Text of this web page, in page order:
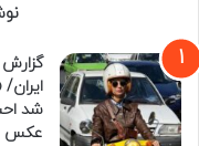
گزارش
شد
عکس